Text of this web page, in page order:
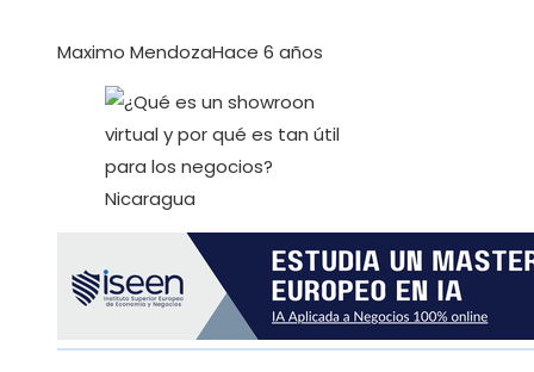
Maximo MendozaHace 6 años